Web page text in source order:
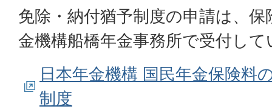
免除・納付猶予制度の申請は、
金機構船橋年金事務所で受付し
日本年金機構 国民年金保険料
制度